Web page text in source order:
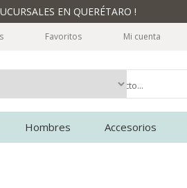
EN QUERÉTARO !
Favoritos Mi cuenta
Hombres Accesorios